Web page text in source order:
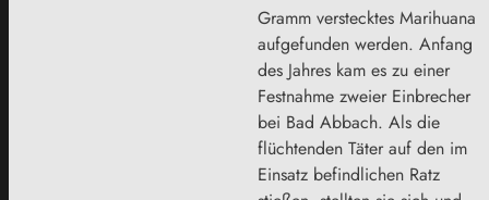
Gramm verstecktes Marihuana
aufgefunden werden. Anfang
des Jahres kam es zu einer
Festnahme zweier Einbrecher
bei Bad Abbach. Als die
flüchtenden Täter auf den im
Einsatz befindlichen Ratz